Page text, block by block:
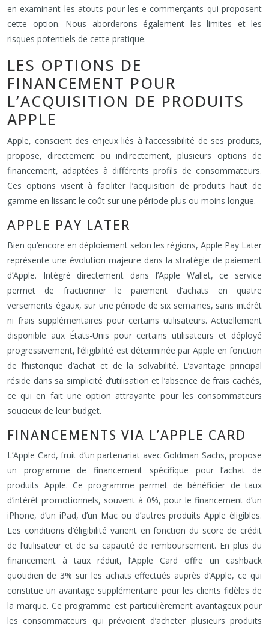
en examinant les atouts pour les e-commerçants qui proposent
cette option. Nous aborderons également les limites et les
risques potentiels de cette pratique.
LES OPTIONS DE
FINANCEMENT POUR
L’ACQUISITION DE PRODUITS
APPLE
Apple, conscient des enjeux liés à l’accessibilité de ses produits,
propose, directement ou indirectement, plusieurs options de
financement, adaptées à différents profils de consommateurs.
Ces options visent à faciliter l’acquisition de produits haut de
gamme en lissant le coût sur une période plus ou moins longue.
APPLE PAY LATER
Bien qu’encore en déploiement selon les régions, Apple Pay Later
représente une évolution majeure dans la stratégie de paiement
d’Apple. Intégré directement dans l’Apple Wallet, ce service
permet de fractionner le paiement d’achats en quatre
versements égaux, sur une période de six semaines, sans intérêt
ni frais supplémentaires pour certains utilisateurs. Actuellement
disponible aux États-Unis pour certains utilisateurs et déployé
progressivement, l’éligibilité est déterminée par Apple en fonction
de l’historique d’achat et de la solvabilité. L’avantage principal
réside dans sa simplicité d’utilisation et l’absence de frais cachés,
ce qui en fait une option attrayante pour les consommateurs
soucieux de leur budget.
FINANCEMENTS VIA L’APPLE CARD
L’Apple Card, fruit d’un partenariat avec Goldman Sachs, propose
un programme de financement spécifique pour l’achat de
produits Apple. Ce programme permet de bénéficier de taux
d’intérêt promotionnels, souvent à 0%, pour le financement d’un
iPhone, d’un iPad, d’un Mac ou d’autres produits Apple éligibles.
Les conditions d’éligibilité varient en fonction du score de crédit
de l’utilisateur et de sa capacité de remboursement. En plus du
financement à taux réduit, l’Apple Card offre un cashback
quotidien de 3% sur les achats effectués auprès d’Apple, ce qui
constitue un avantage supplémentaire pour les clients fidèles de
la marque. Ce programme est particulièrement avantageux pour
les consommateurs qui prévoient d’acheter plusieurs produits